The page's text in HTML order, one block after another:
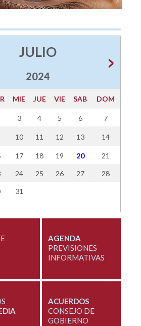
JULIO
2024
MIE JUE VIE SAB DOM
3 4 5 6 7
10 11 12 13 14
17 18 19 20 21
24 25 26 27 28
31
AGENDA
PREVISIONES
INFORMATIVAS
ACUERDOS
CONSEJO DE
GOBIERNO